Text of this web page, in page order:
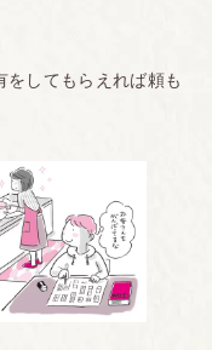
してもらえれば頼も